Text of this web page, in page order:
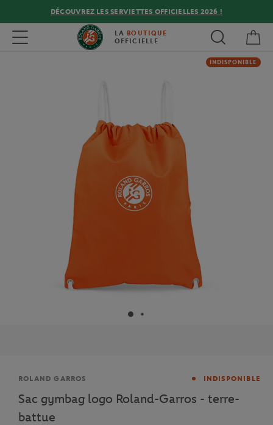
DÉCOUVREZ LES SERVIETTES OFFICIELLES 2026 !
Toggle navigation LA BOUTIQUE
OFFICIELLE
INDISPONIBLE
Marque
ROLAND GARROS INDISPONIBLE
Sac gymbag logo Roland-Garros - terre-
battue